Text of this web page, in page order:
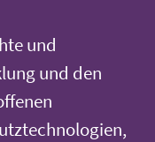
und
und den